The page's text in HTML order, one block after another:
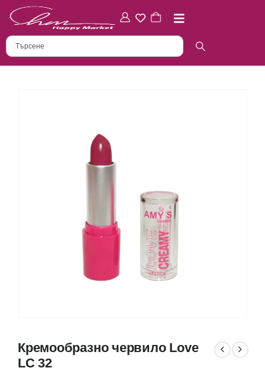
Кремообразно червило Love
LC 32